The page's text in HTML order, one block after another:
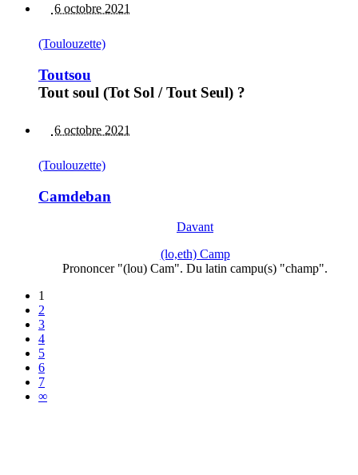
6 octobre 2021
(Toulouzette)
Toutsou
Tout soul (Tot Sol / Tout Seul) ?
6 octobre 2021
(Toulouzette)
Camdeban
Davant
(lo,eth) Camp
Prononcer "(lou) Cam". Du latin campu(s) "champ".
1
2
3
4
5
6
7
∞